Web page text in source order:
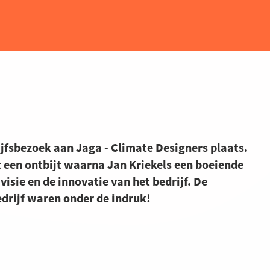
aan Jaga - Climate Designers plaats.
ontbijt waarna Jan Kriekels een boeiende
en de innovatie van het bedrijf. De
waren onder de indruk!